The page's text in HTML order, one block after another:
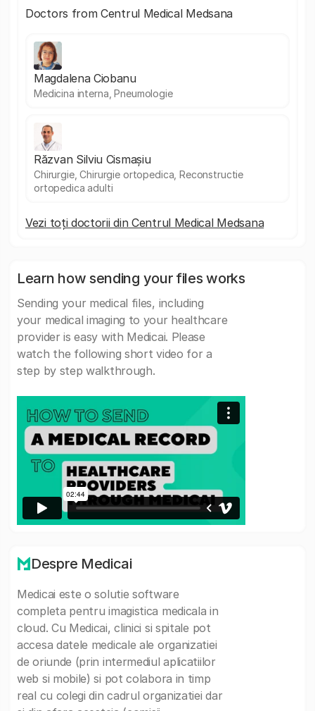
Doctors from Centrul Medical Medsana
Magdalena Ciobanu
Medicina interna, Pneumologie
Răzvan Silviu Cismașiu
Chirurgie, Chirurgie ortopedica, Reconstructie
ortopedica adulti
Vezi toți doctorii din Centrul Medical Medsana
Learn how sending your files works
Sending your medical files, including
your medical imaging to your healthcare
provider is easy with Medicai. Please
watch the following short video for a
step by step walkthrough.
Despre Medicai
Medicai este o solutie software
completa pentru imagistica medicala in
cloud. Cu Medicai, clinici si spitale pot
accesa datele medicale ale organizatiei
de oriunde (prin intermediul aplicatiilor
web si mobile) si pot colabora in timp
real cu colegi din cadrul organizatiei dar